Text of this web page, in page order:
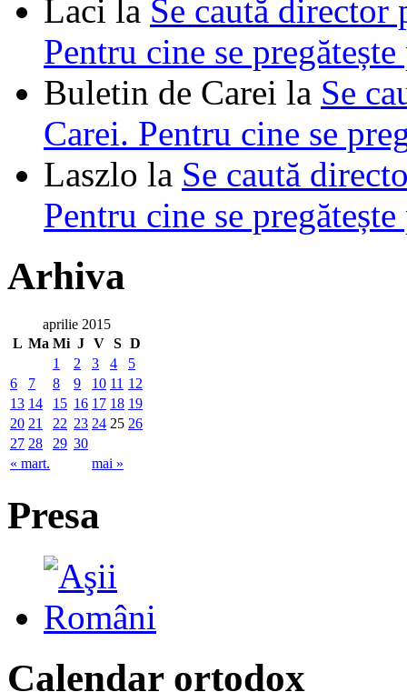
Laci la Se caută
Pentru cine se
Buletin de Carei la Se
Carei. Pentru cine se
Laszlo la Se caută
Pentru cine se
Arhiva
aprilie 2015
L Ma Mi J V S D
« mart. mai »
1 2 3 4
5
6
7 8 9 10 11 12
13 14 15 16 17 18 19
20 21 22 23 24 25 26
27 28 29 30
Presa
Calendar ortodox